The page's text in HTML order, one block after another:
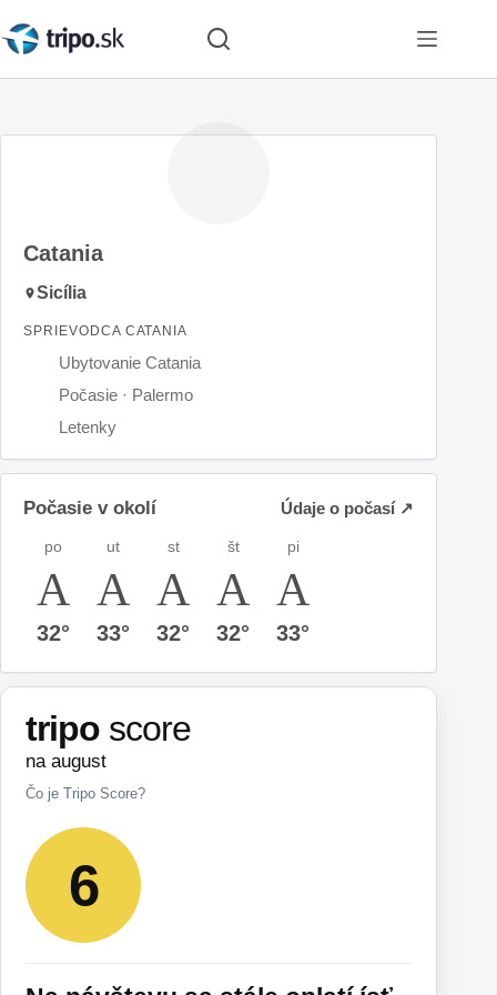
to
Catania
Sicília
SPRIEVODCA CATANIA
Ubytovanie Catania
Počasie · Palermo
Letenky
Počasie v okolí Údaje o počasí ↗
po
32°
ut
33°
st
32°
št
32°
pi
33°
tripo score
na august
Čo je Tripo Score?
6